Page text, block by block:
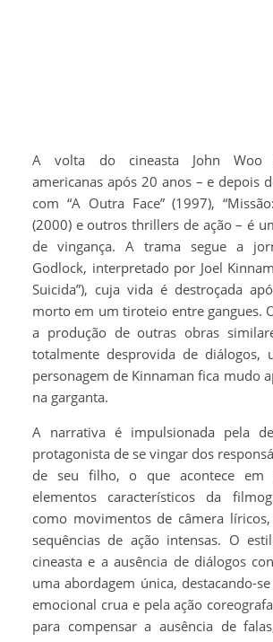
A volta do cineasta John Woo
americanas após 20 anos – e depois
com “A Outra Face” (1997),
(2000) e outros thrillers de ação – é
de vingança. A trama segue a
Godlock, interpretado por Joel
Suicida”), cuja vida é destroçada
morto em um tiroteio entre gangues.
a produção de outras obras
totalmente desprovida de diálogos,
personagem de Kinnaman fica mudo
na garganta.
A narrativa é impulsionada pela
protagonista de se vingar dos
de seu filho, o que acontece em
elementos característicos da
como movimentos de câmera
sequências de ação intensas. O
cineasta e a ausência de diálogos
uma abordagem única, destacando-
emocional crua e pela ação
para compensar a ausência de